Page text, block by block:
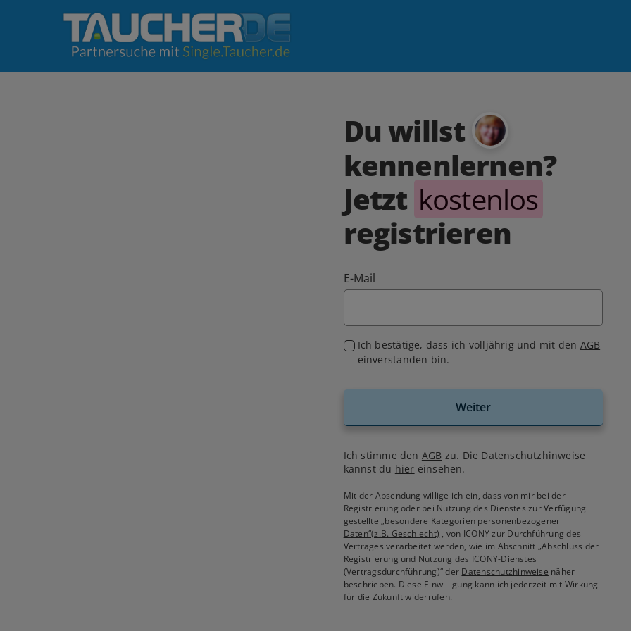
Du willst
kennenlernen?
Jetzt kostenlos
registrieren
E-Mail
Ich bestätige, dass ich volljährig und mit den AGB
einverstanden bin.
Weiter
Ich stimme den AGB zu. Die Datenschutzhinweise
kannst du hier einsehen.
Mit der Absendung willige ich ein, dass von mir bei der
Registrierung oder bei Nutzung des Dienstes zur Verfügung
gestellte„besondere Kategorien personenbezogener
Daten“(z.B. Geschlecht) , von ICONY zur Durchführung des
Vertrages verarbeitet werden, wie im Abschnitt „Abschluss der
Registrierung und Nutzung des ICONY-Dienstes
(Vertragsdurchführung)“ der Datenschutzhinweise näher
beschrieben. Diese Einwilligung kann ich jederzeit mit Wirkung
für die Zukunft widerrufen.